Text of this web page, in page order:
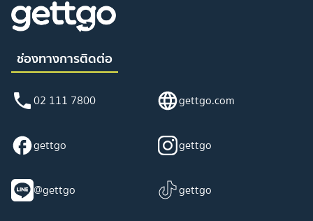
ช่องทางการติดต่อ
02 111 7800 gettgo.com
gettgo gettgo
@gettgo gettgo